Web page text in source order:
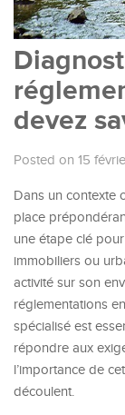
devez
Posted on 15
Dans un contexte
place
une étape clé
immobiliers ou
activité sur son
réglementations
spécialisé est
répondre aux
l’importance de
découlent.